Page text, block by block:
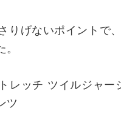
りげないポイントで
レッチ ツイルジャー
ツ